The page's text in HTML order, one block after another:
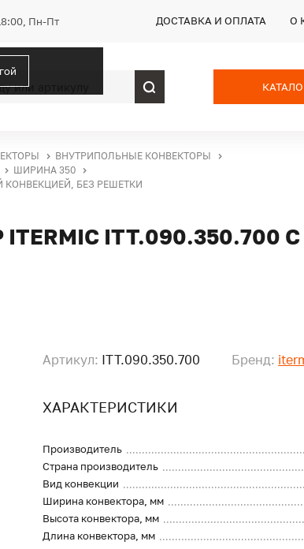
Пн-Пт ДОСТАВКА И ОПЛАТА О
ВНУТРИПОЛЬНЫЕ КОНВЕКТОРЫ
ШИРИНА 350
КОНВЕКЦИЕЙ, БЕЗ РЕШЕТКИ
ITT.090.350.700
Артикул: ITT.090.350.700 Бренд:
ХАРАКТЕРИСТИКИ
Производитель
Страна производитель
Вид конвекции
Ширина конвектора, мм
Высота конвектора, мм
Длина конвектора, мм